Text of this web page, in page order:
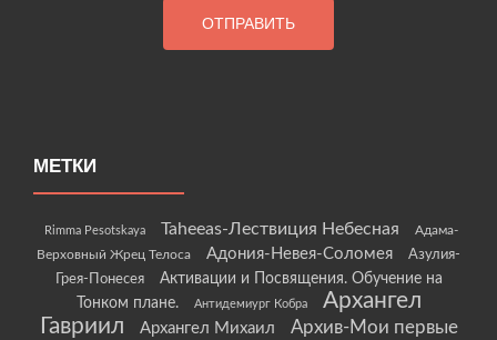
МЕТКИ
Rimma Pesotskaya Taheeas-Лествиция Небесная
Адама-
Верховный Жрец Телоса
Адония-Невея-Соломея
Азулия-
Грея-Понесея
Активации и Посвящения. Обучение на
Тонком плане.
Антидемиург Кобра
Архангел
Гавриил
Архангел Михаил
Архив-Мои первые